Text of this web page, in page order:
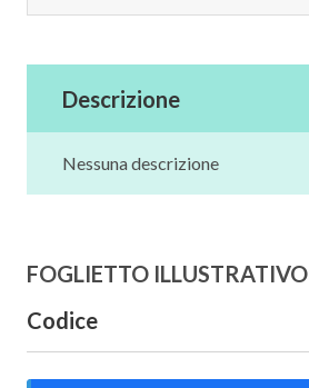
Descrizione
Nessuna descrizione
FOGLIETTO ILLUSTRATIVO
Codice